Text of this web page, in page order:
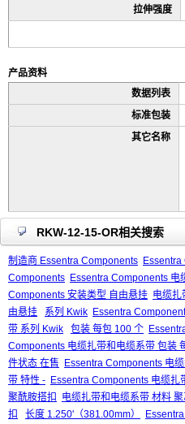
拉伸强度
产品资料
数据列表
标准包装
其它名称
RKW-12-15-OR相关搜索
制造商 Essentra Components
Components Essentra Components 电
Components 安装类型 自由悬挂 电缆扎
由悬挂
系列 Kwik Essentra
带 系列 Kwik
包装 每包 100 个
Components 电缆扎带和电缆系带 包装
件状态 在售
Essentra Components 电
带 特性 - Essentra Components 电缆扎
聚酰胺搭扣
电缆扎带和电缆系带 材料
扣
长度 1.250'（381.00mm）